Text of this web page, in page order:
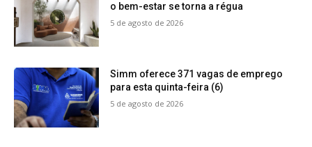
o bem-estar se torna a régua
5 de agosto de 2026
Simm oferece 371 vagas de emprego
para esta quinta-feira (6)
5 de agosto de 2026